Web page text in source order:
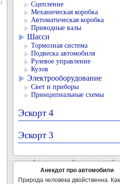
Сцепление
Механическая коробка
Автоматическая коробка
Приводные валы
Шасси
Тормозная система
Подвеска автомобиля
Рулевое управление
Кузов
Электрооборудование
Свет и приборы
Принципиальные схемы
Эскорт 4
Эскорт 3
Анекдот про автомобили
Природа человека двойственна. Как